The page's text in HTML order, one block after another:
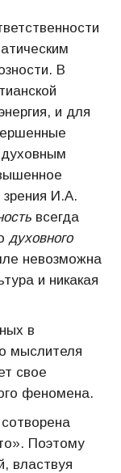
В
и для
зрения И.А.
всегда
духовного
невозможна
и никакая
в
мыслителя
свое
феномена.
Поэтому
властвуя